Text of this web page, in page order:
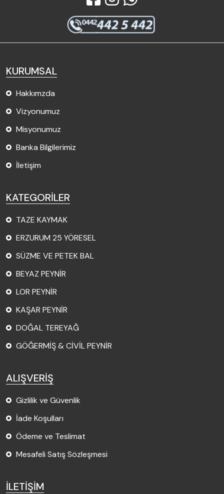
KURUMSAL
Hakkımzda
Vizyonumuz
Misyonumuz
Banka Bilgilerimiz
İletişim
KATEGORİLER
TAZE KAYMAK
ERZURUM 25 YÖRESEL
SÜZME VE PETEK BAL
BEYAZ PEYNİR
LOR PEYNİR
KAŞAR PEYNİR
DOĞAL TEREYAĞ
GÖĞERMİŞ & CİVİL PEYNİR
ALIŞVERİŞ
Gizlilik ve Güvenlik
İade Koşulları
Ödeme ve Teslimat
Mesafeli Satış Sözleşmesi
İLETİŞİM